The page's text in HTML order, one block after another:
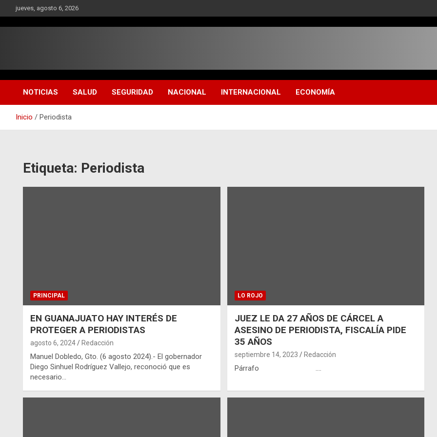
Saltar
al
contenido
jueves, agosto 6, 2026
NOTICIAS SALUD SEGURIDAD NACIONAL INTERNACIONAL ECONOMÍA
Inicio Periodista
Etiqueta: Periodista
PRINCIPAL
EN GUANAJUATO HAY INTERÉS DE
PROTEGER A PERIODISTAS
agosto 6, 2024 Redacción
Manuel Dobledo, Gto. (6 agosto 2024).- El gobernador
Diego Sinhuel Rodríguez Vallejo, reconoció que es
necesario…
LO ROJO
JUEZ LE DA 27 AÑOS DE CÁRCEL A
ASESINO DE PERIODISTA, FISCALÍA PIDE
35 AÑOS
septiembre 14, 2023 Redacción
Párrafo .…